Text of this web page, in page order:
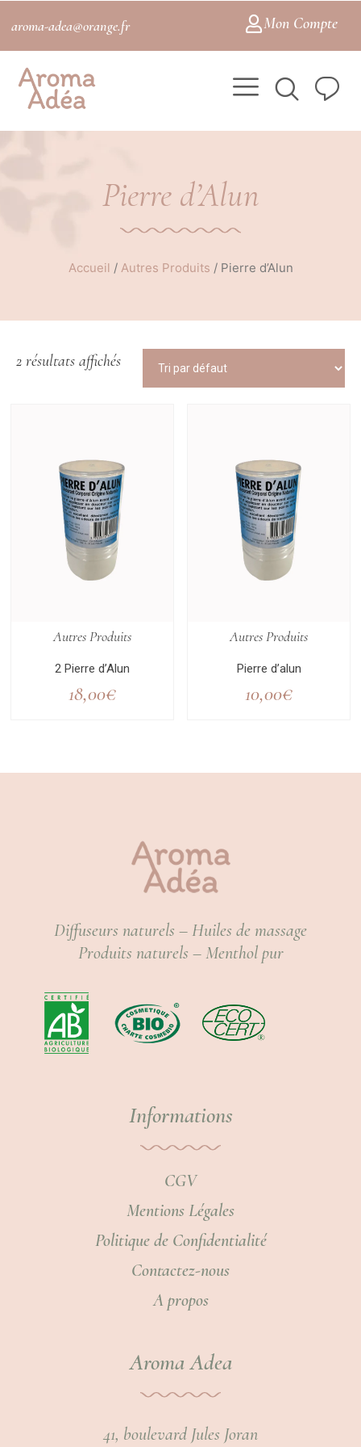
aroma-adea@orange.fr Mon Compte
Pierre d’Alun
Accueil / Autres Produits / Pierre d’Alun
2 résultats affichés
Autres Produits
2 Pierre d’Alun
18,00€
Autres Produits
Pierre d’alun
10,00€
Diffuseurs naturels – Huiles de massage
Produits naturels – Menthol pur
Informations
CGV
Mentions Légales
Politique de Confidentialité
Contactez-nous
A propos
Aroma Adea
41, boulevard Jules Joran